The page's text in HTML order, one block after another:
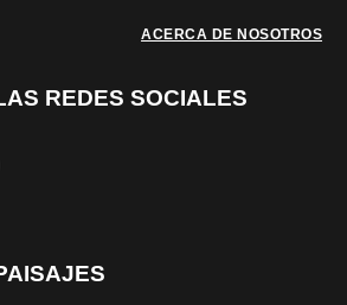
ACERCA DE NOSOTROS
REDES SOCIALES